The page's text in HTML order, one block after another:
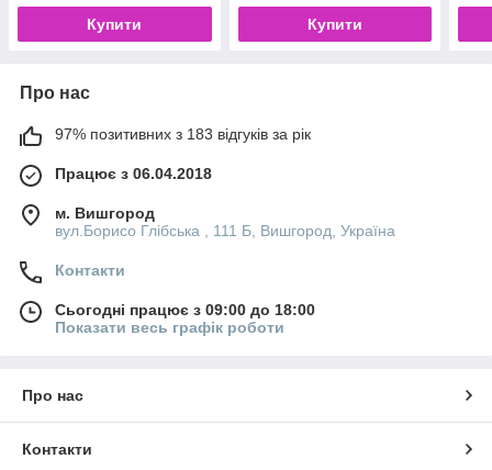
Купити Купити
Про нас
97% позитивних з 183 відгуків за рік
Працює з 06.04.2018
м. Вишгород
вул.Борисо Глібська , 111 Б, Вишгород, Україна
Контакти
Сьогодні працює з 09:00 до 18:00
Показати весь графік роботи
Про нас
Контакти